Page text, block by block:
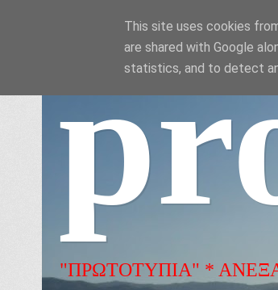
"ΠΡΩΤΟΤΥΠΙΑ" *
This site uses cookies
are shared with Google
statistics, and to detect